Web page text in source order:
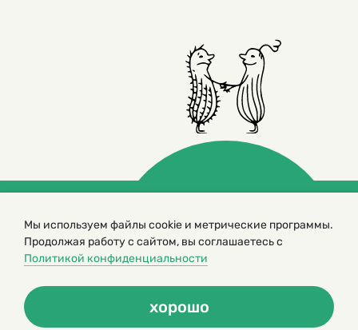
© 2000 – 2026. Кукумбер. Литературный иллюстрированный
журнал для детей
Копирование материалов возможно только с разрешения редакторов
сайта
Политика конфиденциальности
Мы используем файлы cookie и метрические программы.
Продолжая работу с сайтом, вы соглашаетесь с
Политикой конфиденциальности
хорошо